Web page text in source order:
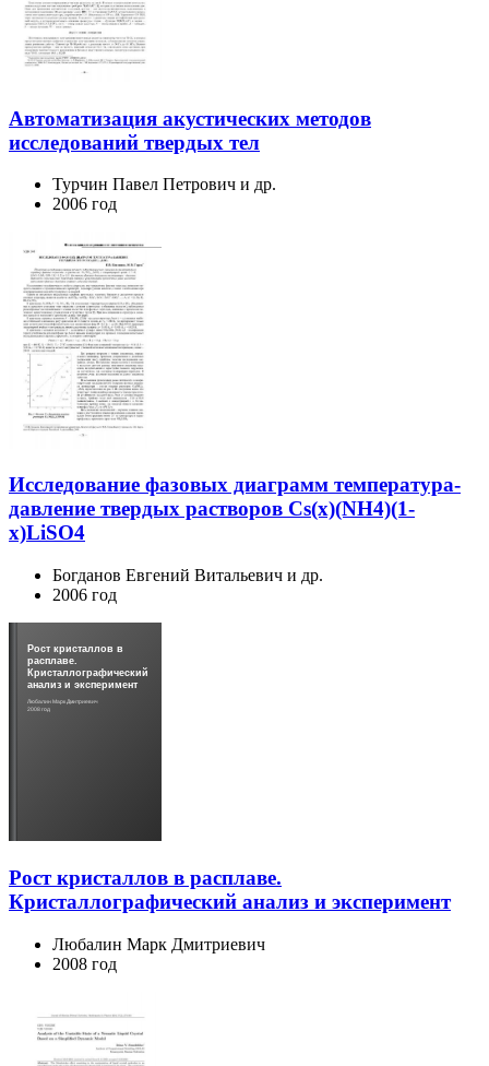
Автоматизация акустических методов
исследований твердых тел
Турчин Павел Петрович и др.
2006 год
Исследование фазовых диаграмм температура-
давление твердых растворов Cs(x)(NH4)(1-
x)LiSO4
Богданов Евгений Витальевич и др.
2006 год
Рост кристаллов в
расплаве.
Кристаллографический
анализ и эксперимент
Любалин Марк Дмитриевич
2008 год
Рост кристаллов в расплаве.
Кристаллографический анализ и эксперимент
Любалин Марк Дмитриевич
2008 год